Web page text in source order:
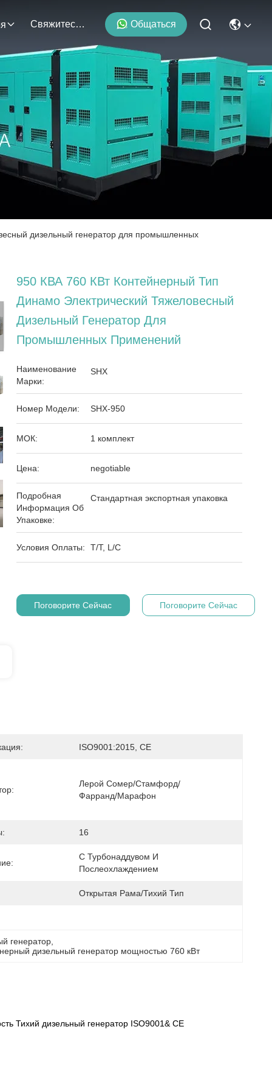
Свяжитесь С Нами Общаться
дизельный генератор для промышленных
950 КВА 760 КВт Контейнерный Тип
Динамо Электрический Тяжеловесный
Дизельный Генератор Для
Промышленных Применений
Наименование
Марки:
SHX
Номер Модели: SHX-950
МОК: 1 комплект
Цена: negotiable
Подробная
Информация Об
Упаковке:
Стандартная экспортная упаковка
Условия Оплаты: T/T, L/C
Поговорите Сейчас Поговорите Сейчас
ISO9001:2015, CE
Лерой Сомер/Стамфорд/
Фарранд/Марафон
16
С Турбонаддувом И
Послеохлаждением
Открытая Рама/Тихий Тип
генератор
дизельный генератор мощностью 760 кВт
Тихий дизельный генератор ISO9001& CE